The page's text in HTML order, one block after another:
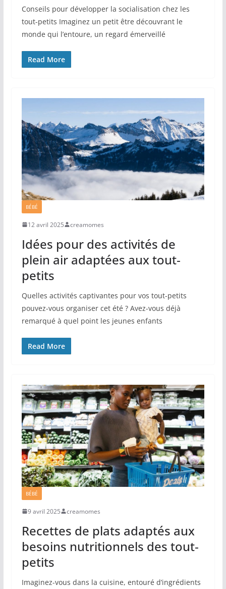
Conseils pour développer la socialisation chez les
tout-petits Imaginez un petit être découvrant le
monde qui l’entoure, un regard émerveillé
Read More
BÉBÉ
12 avril 2025 creamomes
Idées pour des activités de
plein air adaptées aux tout‐
petits
Quelles activités captivantes pour vos tout-petits
pouvez-vous organiser cet été ? Avez-vous déjà
remarqué à quel point les jeunes enfants
Read More
BÉBÉ
9 avril 2025 creamomes
Recettes de plats adaptés aux
besoins nutritionnels des tout‐
petits
Imaginez-vous dans la cuisine, entouré d’ingrédients